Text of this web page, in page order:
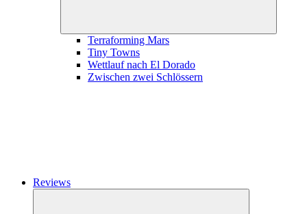
Terraforming Mars
Tiny Towns
Wettlauf nach El Dorado
Zwischen zwei Schlössern
Reviews